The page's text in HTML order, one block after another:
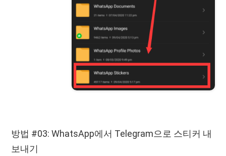
방법 #03: WhatsApp에서 Telegram으로 스티커 내
보내기